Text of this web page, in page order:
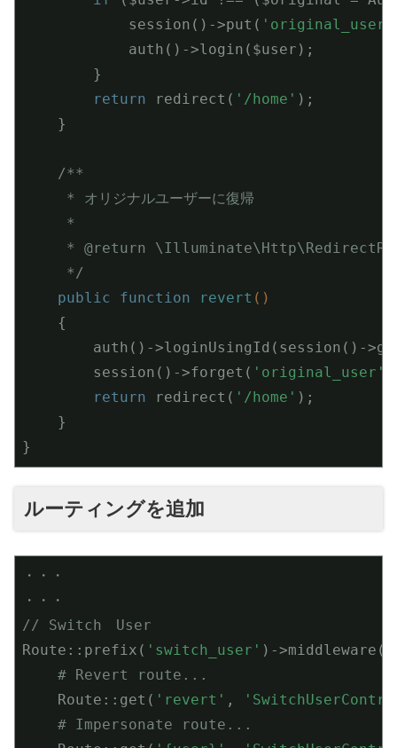
            session()->put(
'original_user'
            auth()->login($user);
        }
return redirect( '/home' );
    }
/**
     * オリジナルユーザーに復帰
     *
     *
@return
     */
public
function revert ()
{
auth()->loginUsingId(session()-
        session()->forget(
'original_user'
return redirect( '/home' );
    }
}
ルーティングを追加
・・・
// Switch　User
Route::prefix( 'switch_user' )->middleware(
# Revert route...
    Route::get(
'revert' ,
# Impersonate route...